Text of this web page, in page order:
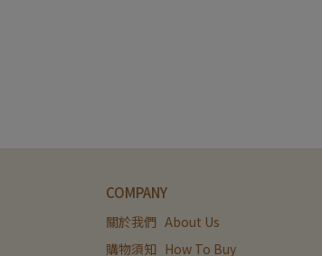
COMPANY
關於我們   About Us
購物須知   How To Buy